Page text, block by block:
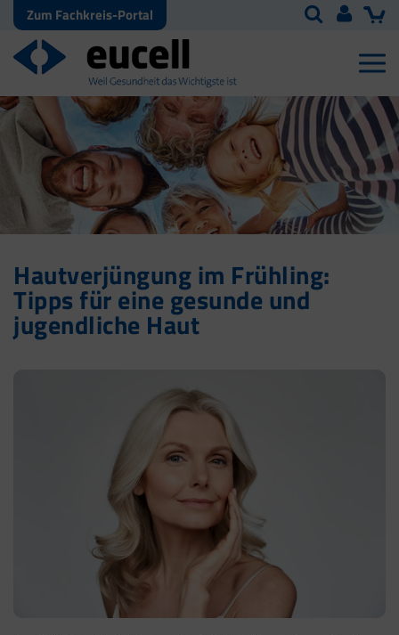
Zum Fachkreis-Portal
Hautverjüngung im Frühling:
Tipps für eine gesunde und
jugendliche Haut